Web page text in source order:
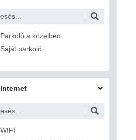
Balatonmagyaród
Balatonszemes
Balatonszőlős
Balf
Parkoló a közelben
Saját parkoló
Internet
WIFI